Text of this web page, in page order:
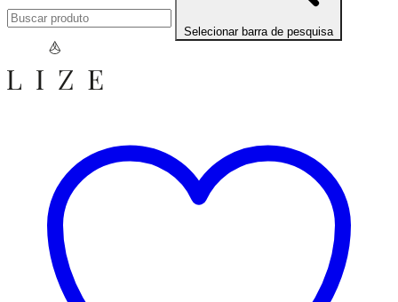
Selecionar barra de pesquisa